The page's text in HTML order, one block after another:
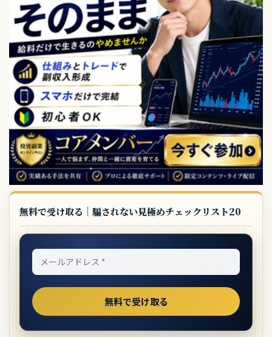
無料で受け取る｜騙されない見極めチェックリスト20